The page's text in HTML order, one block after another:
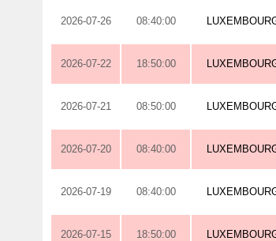
2026-07-26 08:40:00
2026-07-22 18:50:00
2026-07-21 08:50:00
2026-07-20 08:40:00
2026-07-19 08:40:00
2026-07-15 18:50:00